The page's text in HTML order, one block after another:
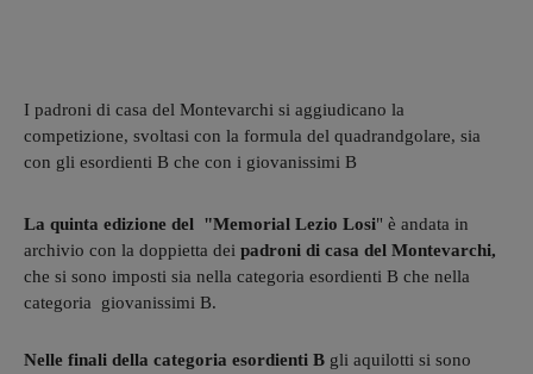
I padroni di casa del Montevarchi si aggiudicano la
competizione, svoltasi con la formula del quadrandgolare, sia
con gli esordienti B che con i giovanissimi B
La quinta edizione del "Memorial Lezio Losi" è andata in
archivio con la doppietta dei padroni di casa del Montevarchi,
che si sono imposti sia nella categoria esordienti B che nella
categoria giovanissimi B.
Nelle finali della categoria esordienti B gli aquilotti si sono